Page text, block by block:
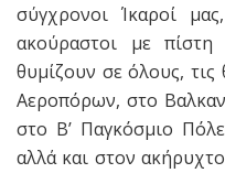
σύγχρονοι Ίκαροί
ακούραστοι με
θυμίζουν σε όλους,
Αεροπόρων, στο
στο Β’ Παγκόσμιο
αλλά και στον